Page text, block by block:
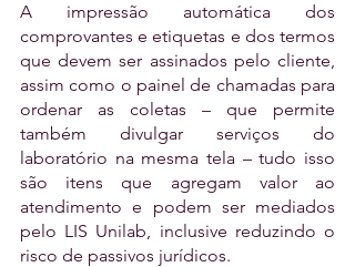
A impressão automática dos
comprovantes e etiquetas e dos termos
que devem ser assinados pelo cliente,
assim como o painel de chamadas para
ordenar as coletas – que permite
também divulgar serviços do
laboratório na mesma tela – tudo isso
são itens que agregam valor ao
atendimento e podem ser mediados
pelo LIS Unilab, inclusive reduzindo o
risco de passivos jurídicos.